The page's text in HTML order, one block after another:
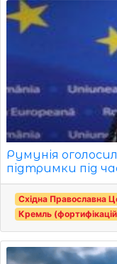
Румунія
підтримки під
Східна Православна
Кремль